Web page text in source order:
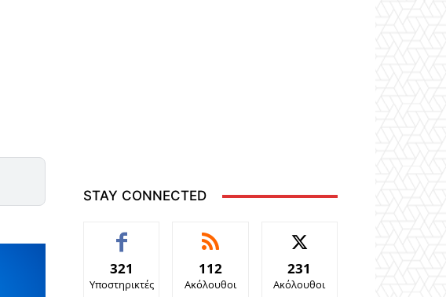
STAY CONNECTED
321
Υποστηρικτές
112
Ακόλουθοι
231
Ακόλουθοι